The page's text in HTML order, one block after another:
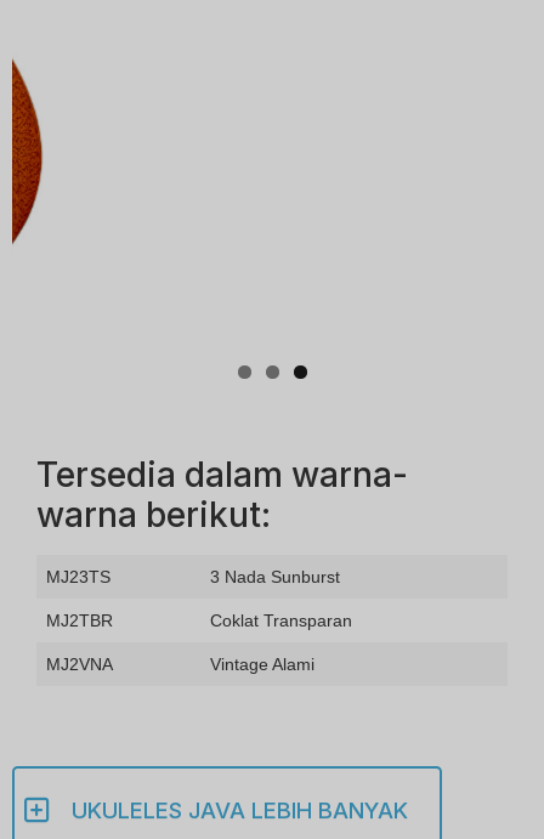
Tersedia dalam warna-
warna berikut:
MJ23TS 3 Nada Sunburst
MJ2TBR Coklat Transparan
MJ2VNA Vintage Alami
UKULELES JAVA LEBIH BANYAK